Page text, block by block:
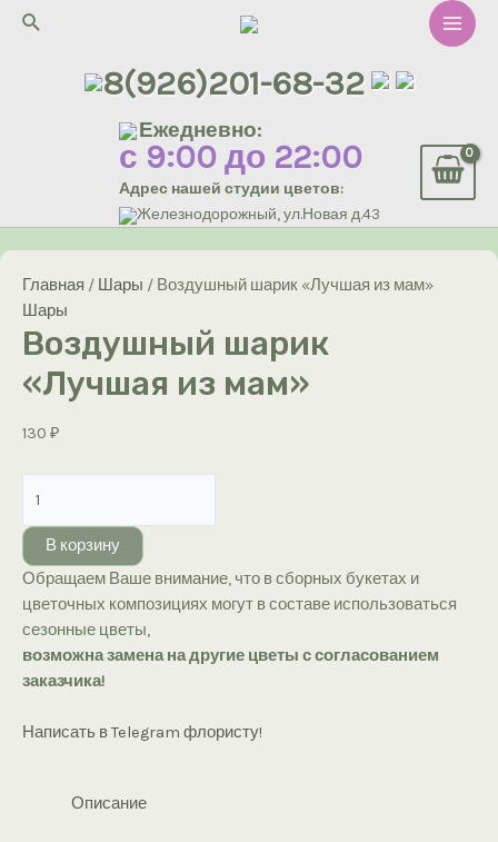
Перейти
Поиск
Main
8(926)201-68-32
Ежедневно:
с 9:00 до 22:00
Адрес нашей студии цветов:
Железнодорожный, ул.Новая д.43
Главная / Шары / Воздушный шарик «Лучшая из мам»
Шары
Воздушный шарик
«Лучшая из мам»
130 ₽
товара
Воздушный
шарик
«Лучшая
из
мам»
В корзину
Обращаем Ваше внимание, что в сборных букетах и
цветочных композициях могут в составе использоваться
сезонные цветы,
возможна замена на другие цветы с согласованием
заказчика!
Написать в Telegram флористу!
Описание